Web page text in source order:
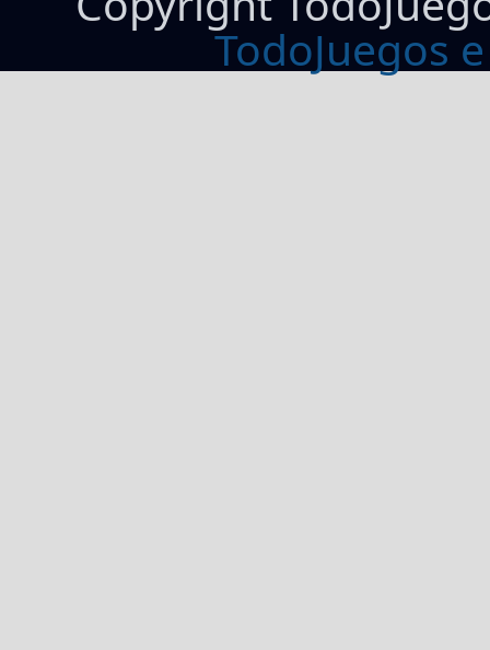
TodoJuegos